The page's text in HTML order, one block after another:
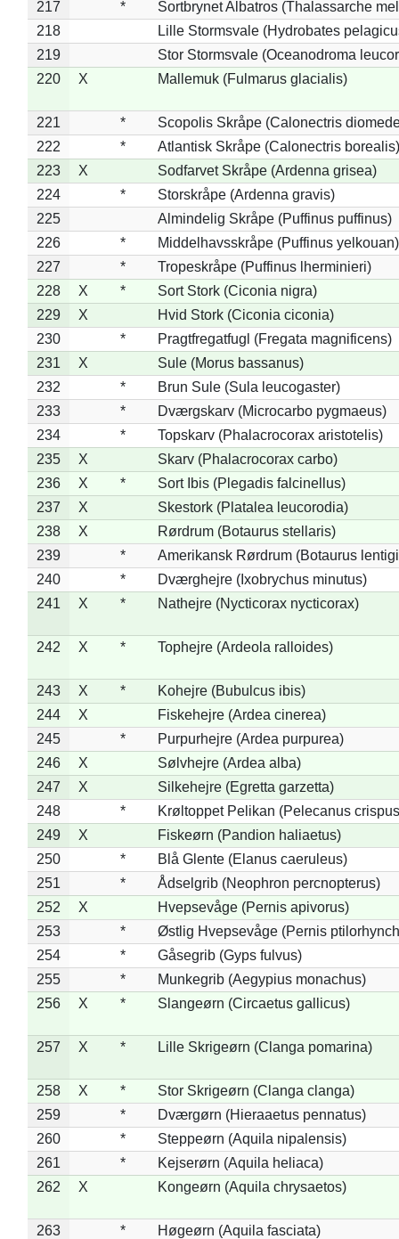
217 *
Sortbrynet Albatros (Thalassarche
218
Lille Stormsvale (Hydrobates
219
Stor Stormsvale (Oceanodroma
220
X Mallemuk (Fulmarus glacialis)
221 *
Scopolis Skråpe (Calonectris
222
*
Atlantisk Skråpe (Calonectris borealis)
223
X
Sodfarvet Skråpe (Ardenna grisea)
224
*
Storskråpe (Ardenna gravis)
225
Almindelig Skråpe (Puffinus puffinus)
226
*
Middelhavsskråpe (Puffinus yelkouan)
227
*
Tropeskråpe (Puffinus lherminieri)
228
X *
Sort Stork (Ciconia nigra)
229
X
Hvid Stork (Ciconia ciconia)
230
*
Pragtfregatfugl (Fregata magnificens)
231
X
Sule (Morus bassanus)
232
*
Brun Sule (Sula leucogaster)
233
*
Dværgskarv (Microcarbo pygmaeus)
234
*
Topskarv (Phalacrocorax aristotelis)
235
X
Skarv (Phalacrocorax carbo)
236
X *
Sort Ibis (Plegadis falcinellus)
237
X
Skestork (Platalea leucorodia)
238
X
Rørdrum (Botaurus stellaris)
239
*
Amerikansk Rørdrum (Botaurus
240
*
Dværghejre (Ixobrychus minutus)
241
X * Nathejre (Nycticorax nycticorax)
242 X * Tophejre (Ardeola ralloides)
243 X *
Kohejre (Bubulcus ibis)
244
X
Fiskehejre (Ardea cinerea)
245
*
Purpurhejre (Ardea purpurea)
246
X
Sølvhejre (Ardea alba)
247
X
Silkehejre (Egretta garzetta)
248
*
Krøltoppet Pelikan (Pelecanus
249
X
Fiskeørn (Pandion haliaetus)
250
*
Blå Glente (Elanus caeruleus)
251
*
Ådselgrib (Neophron percnopterus)
252
X
Hvepsevåge (Pernis apivorus)
253
*
Østlig Hvepsevåge (Pernis
254
*
Gåsegrib (Gyps fulvus)
255
*
Munkegrib (Aegypius monachus)
256
X * Slangeørn (Circaetus gallicus)
257 X * Lille Skrigeørn (Clanga pomarina)
258 X *
Stor Skrigeørn (Clanga clanga)
259
*
Dværgørn (Hieraaetus pennatus)
260
*
Steppeørn (Aquila nipalensis)
261
*
Kejserørn (Aquila heliaca)
262
X Kongeørn (Aquila chrysaetos)
263 *
Høgeørn (Aquila fasciata)